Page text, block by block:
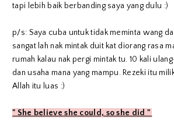
tapi lebih baik berbanding saya yang dulu :)
p/s: Saya cuba untuk tidak meminta wang
sangat lah nak mintak duit kat diorang rasa
rumah kalau nak pergi mintak tu. 10 kali
dan usaha mana yang mampu. Rezeki itu
Allah itu luas :)
" She believe she could, so she did "